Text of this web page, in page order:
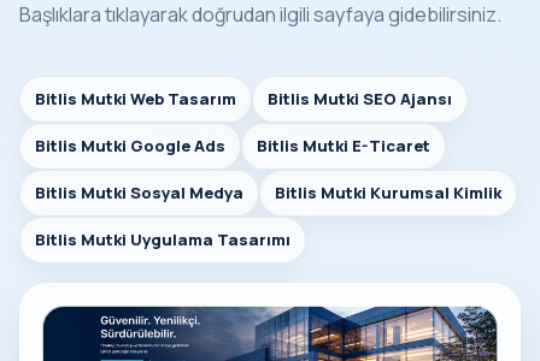
Başlıklara tıklayarak doğrudan ilgili sayfaya gidebilirsiniz.
Bitlis Mutki Web Tasarım Bitlis Mutki SEO Ajansı
Bitlis Mutki Google Ads Bitlis Mutki E-Ticaret
Bitlis Mutki Sosyal Medya Bitlis Mutki Kurumsal Kimlik
Bitlis Mutki Uygulama Tasarımı